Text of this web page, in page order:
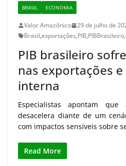
BRASIL ECONOMIA
Valor Amazônico 29 de julho de
Brasil,exportações,PIB,PIBBrasileiro,
PIB brasileiro
nas exportações
interna
Especialistas apontam
desacelera diante de um
com impactos sensíveis sobre
Read More